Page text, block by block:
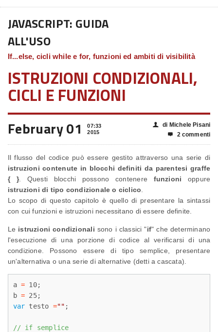
JAVASCRIPT: GUIDA
ALL'USO
If...else, cicli while e for, funzioni ed ambiti di visibilità
ISTRUZIONI CONDIZIONALI,
CICLI E FUNZIONI
February 01
07:33
2015
👤 di Michele Pisani
 2 commenti
Il flusso del codice può essere gestito attraverso una serie di
istruzioni contenute in blocchi definiti da parentesi graffe
{ }. Questi blocchi possono contenere funzioni oppure
istruzioni di tipo condizionale o ciclico
Lo scopo di questo capitolo è quello di presentare la sintassi
con cui funzioni e istruzioni necessitano di essere definite.
Le istruzioni condizionali sono i classici "if" che determinano
l'esecuzione di una porzione di codice al verificarsi di una
condizione. Possono essere di tipo semplice, presentare
un'alternativa o una serie di alternative (detti a cascata).
a = 10;
b =
var testo ="" ;
// if semplice